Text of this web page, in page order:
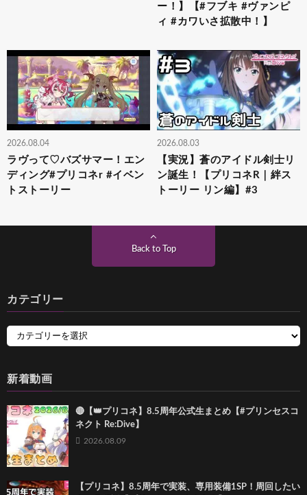
ー！】【#フブキ #ヴァンピ
ィ #カワいさ拡散中！】
2026.08.04
ラヴって♡バズサマー！エン
ディング#プリコネr #イベン
トストーリー
2026.08.03
【実況】蒼のアイドル剣士リ
ン誕生！【プリコネR｜絆ス
トーリー リン編】#3
Back to Top
カテゴリー
新着動画
🔴【👑プリコネ】8.5周年公式生まとめ【#プリンセスコ
ネクト Re:Dive】
2026.08.09
【プリコネ】8.5周年で実装、専用装備1SP！周回したい